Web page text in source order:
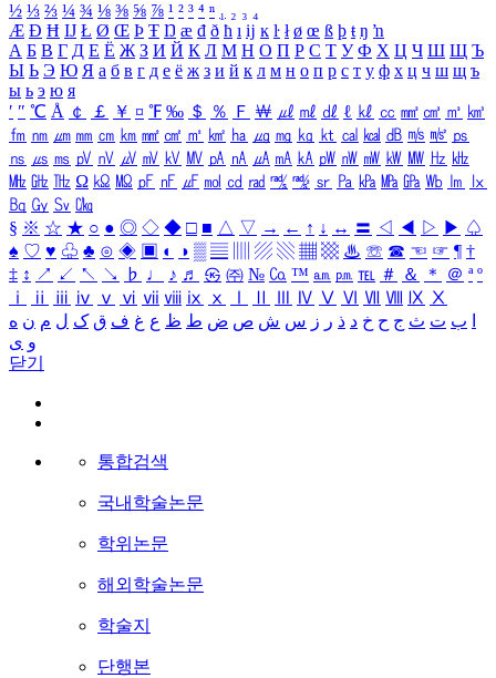
½ ⅓ ⅔ ¼ ¾ ⅛ ⅜ ⅝ ⅞ ¹ ² ³ ⁴ ⁿ ₁ ₂ ₃ ₄
Æ Ð Ħ Ĳ Ł Ø Œ Þ Ŧ Ŋ æ đ ð ħ ı ĳ ĸ ŀ ł ø œ ß þ ŧ ŋ ŉ
А Б В Г Д Е Ё Ж З И Й К Л М Н О П Р С Т У Ф Х Ц Ч Ш Щ Ъ
Ы Ь Э Ю Я а б в г д е ё ж з и й к л м н о п р с т у ф х ц ч ш щ ъ
ы ь э ю я
′ ″ ℃ Å ￠ ￡ ￥ ¤ ℉ ‰ ＄ ％ Ｆ ￦ ㎕ ㎖ ㎗ ℓ ㎘ ㏄ ㎣ ㎤ ㎥ ㎦
㎙ ㎚ ㎛ ㎜ ㎝ ㎞ ㎟ ㎠ ㎡ ㎢ ㏊ ㎍ ㎎ ㎏ ㏏ ㎈ ㎉ ㏈ ㎧ ㎨ ㎰
㎱ ㎲ ㎳ ㎴ ㎵ ㎶ ㎷ ㎸ ㎹ ㎀ ㎁ ㎂ ㎃ ㎄ ㎺ ㎻ ㎽ ㎾ ㎿ ㎐ ㎑
㎒ ㎓ ㎔ Ω ㏀ ㏁ ㎊ ㎋ ㎌ ㏖ ㏅ ㎭ ㎮ ㎯ ㏛ ㎩ ㎪ ㎫ ㎬ ㏝ ㏐
㏓
㏃ ㏉ ㏜ ㏆
§ ※ ☆ ★ ○ ● ◎ ◇ ◆ □ ■ △ ▽ → ← ↑ ↓ ↔ 〓 ◁ ◀ ▷ ▶ ♤
♠ ♡ ♥ ♧ ♣ ⊙ ◈ ▣ ◐ ◑ ▒ ▤ ▨ ▧ ▦ ▩ ♨ ☏ ☎ ☜ ☞ ¶ †
‡ ↕ ↗ ↙ ↖ ↘ ♭ ♩ ♪ ♬ ㉿ ㈜ № ㏇ ™ ㏂ ㏘ ℡ ＃ ＆ ＊ ＠ ª º
ⅰ
ⅱ ⅲ ⅳ ⅴ ⅵ ⅶ ⅷ ⅸ ⅹ Ⅳ Ⅴ Ⅵ Ⅶ Ⅷ Ⅸ Ⅹ
ب ت ث ج ح خ د ذ ر ز س ش ص ض ط ظ ع غ ف ق ک ل م ن ه
و ی
닫기
통합검색
국내학술논문
학위논문
해외학술논문
학술지
단행본